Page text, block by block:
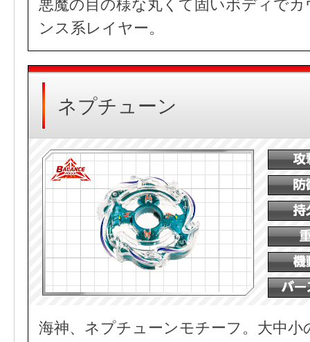
悪魔の目の様な丸くて固いボディで
ンス系レイヤー。
ネプチューン
海神、ネプチューンモチーフ。大中